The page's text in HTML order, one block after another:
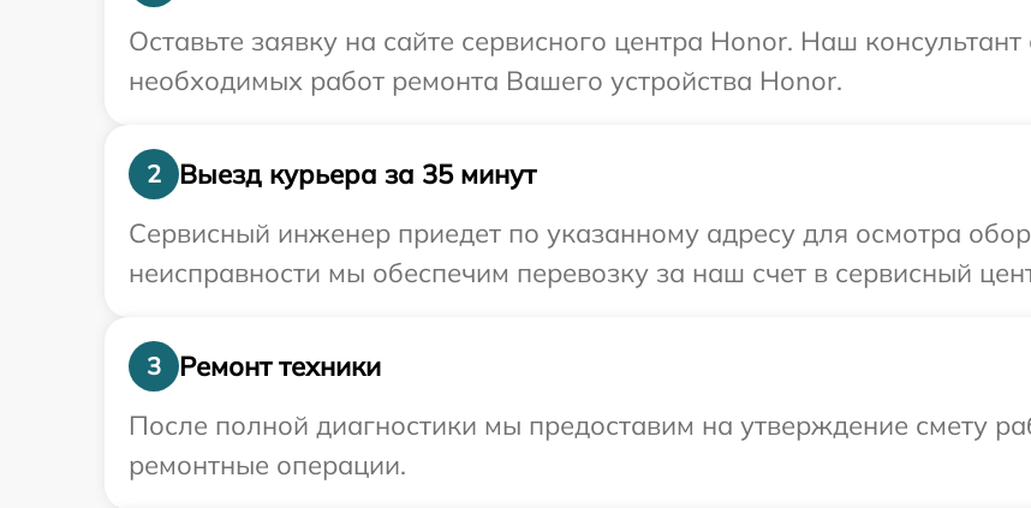
Оставьте заявку на сайте сервисного центра Honor. Наш
необходимых работ ремонта Вашего устройства Honor.
2
Выезд курьера за 35 минут
Сервисный инженер приедет по указанному адресу для осмотра
неисправности мы обеспечим перевозку за наш счет в сервисный
3
Ремонт техники
После полной диагностики мы предоставим на утверждение смету
ремонтные операции.